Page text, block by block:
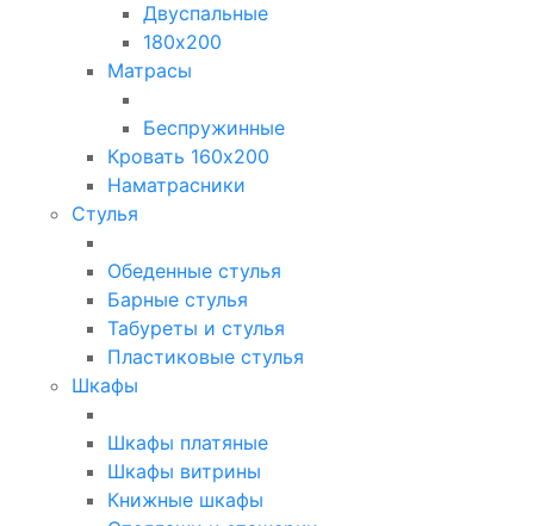
Двуспальные
180х200
Матрасы
Беспружинные
Кровать 160х200
Наматрасники
Стулья
Обеденные стулья
Барные стулья
Табуреты и стулья
Пластиковые стулья
Шкафы
Шкафы платяные
Шкафы витрины
Книжные шкафы